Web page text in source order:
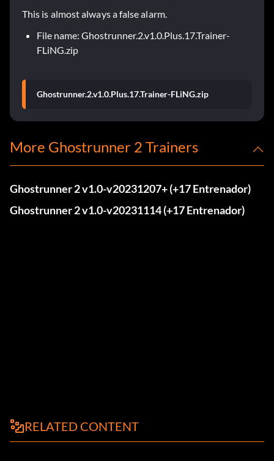
This is almost always a false alarm.
File name: Ghostrunner.2.v1.0.Plus.17.Trainer-
FLiNG.zip
Ghostrunner.2.v1.0.Plus.17.Trainer-FLiNG.zip
More Ghostrunner 2 Trainers
Ghostrunner 2 v1.0-v20231207+ (+17 Entrenador)
Ghostrunner 2 v1.0-v20231114 (+17 Entrenador)
RELATED CONTENT